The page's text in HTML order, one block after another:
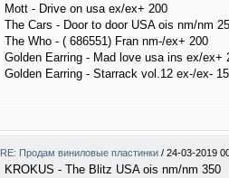
Mott - Drive on usa ex/ex+ 200
The Cars - Door to door USA ois nm/nm
The Who - ( 686551) Fran nm-/ex+ 200
Golden Earring - Mad love usa ins ex/ex+
Golden Earring - Starrack vol.12 ex-/ex-
RE: Продам виниловые пластинки / 24-03-2019
KROKUS - The Blitz USA ois nm/nm 350